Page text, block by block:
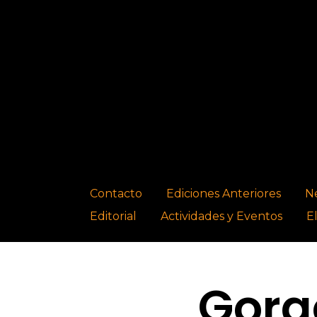
Contacto Ediciones Anteriores
Editorial
Actividades y Eventos